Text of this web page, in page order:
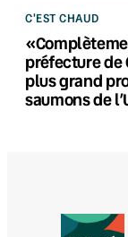
C'EST CHAUD
préfecture de
plus grand
saumons de